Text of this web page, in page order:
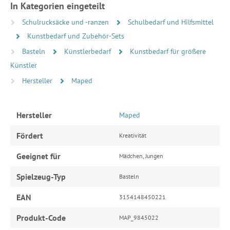
In Kategorien eingeteilt
Schulrucksäcke und -ranzen
Schulbedarf und Hilfsmittel
Kunstbedarf und Zubehör-Sets
Basteln
Künstlerbedarf
Kunstbedarf für größere
Künstler
Hersteller
Maped
Hersteller Maped
Fördert Kreativität
Geeignet für Mädchen, Jungen
Spielzeug-Typ Basteln
EAN 3154148450221
Produkt-Code MAP_9845022